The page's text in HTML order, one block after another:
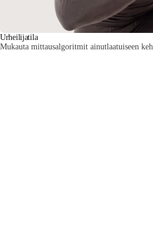
Urheilijatila
Mukauta mittausalgoritmit ainutlaatuiseen